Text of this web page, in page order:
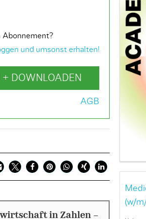
Abonnement?
und umsonst erhalten!
DOWNLOADEN
AGB
in Zahlen -
(w/